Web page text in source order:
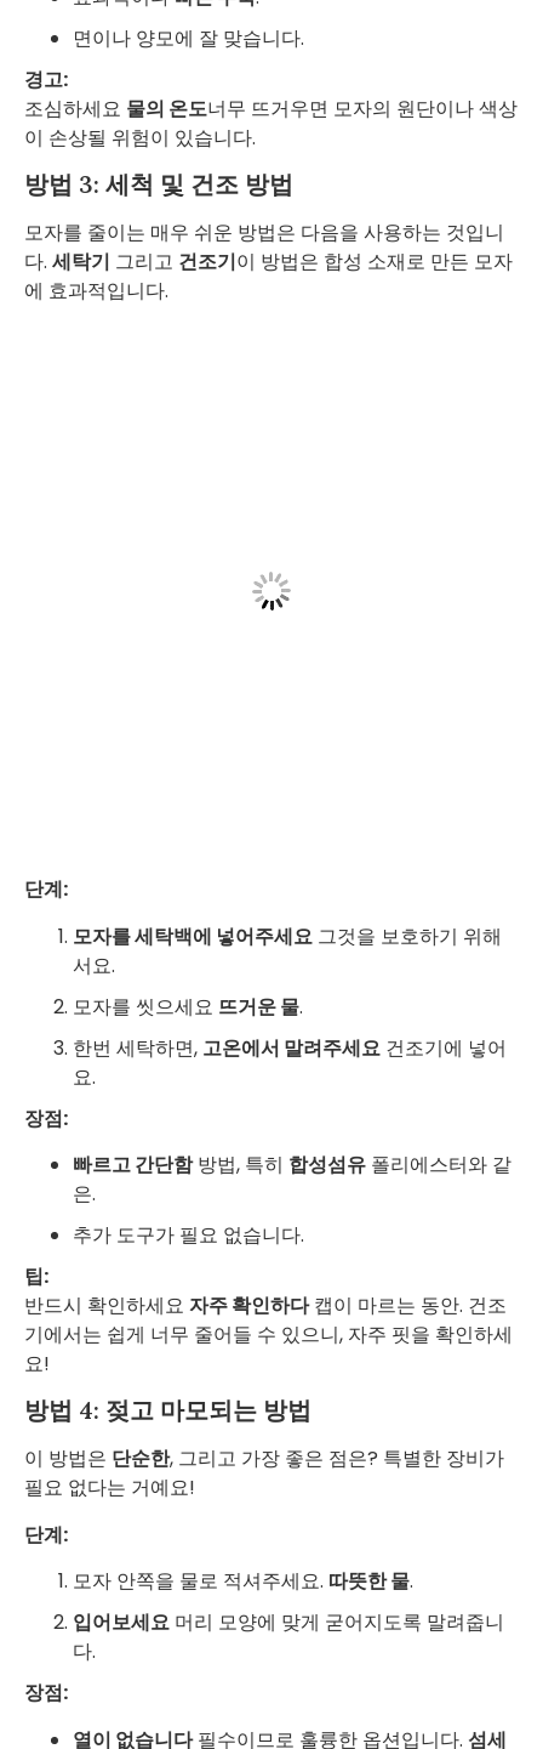
면이나 양모에 잘 맞습니다.
경고:
조심하세요 물의 온도너무 뜨거우면 모자의 원단이나 색상
이 손상될 위험이 있습니다.
방법 3: 세척 및 건조 방법
모자를 줄이는 매우 쉬운 방법은 다음을 사용하는 것입니
다. 세탁기 그리고 건조기이 방법은 합성 소재로 만든 모자
에 효과적입니다.
단계:
모자를 세탁백에 넣어주세요 그것을 보호하기 위해
서요.
모자를 씻으세요 뜨거운 물.
한번 세탁하면, 고온에서 말려주세요 건조기에 넣어
요.
장점:
빠르고 간단함방법, 특히 합성섬유 폴리에스터와 같
은.
추가 도구가 필요 없습니다.
팁:
반드시 확인하세요 자주 확인하다캡이 마르는 동안. 건조
기에서는 쉽게 너무 줄어들 수 있으니, 자주 핏을 확인하세
요!
방법 4: 젖고 마모되는 방법
이 방법은 단순한, 그리고 가장 좋은 점은? 특별한 장비가
필요 없다는 거예요!
단계:
모자 안쪽을 물로 적셔주세요. 따뜻한 물.
입어보세요 머리 모양에 맞게 굳어지도록 말려줍니
다.
장점:
열이 없습니다필수이므로 훌륭한 옵션입니다. 섬세